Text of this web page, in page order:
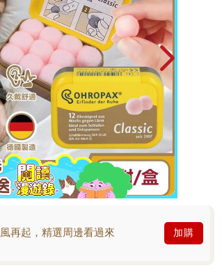
再起，精選周邊看過來 加購